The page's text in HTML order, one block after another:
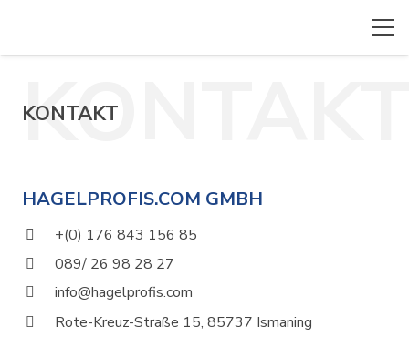
KONTAKT
HAGELPROFIS.COM GMBH
+(0) 176 843 156 85
089/ 26 98 28 27
info@hagelprofis.com
Rote-Kreuz-Straße 15, 85737 Ismaning